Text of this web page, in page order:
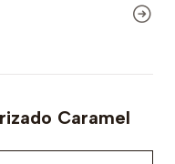
Caramel